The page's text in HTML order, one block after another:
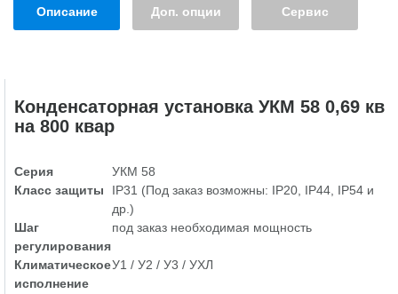
Описание Доп. опции Сервис
Конденсаторная установка УКМ 58 0,69 кв
на 800 квар
Серия
УКМ 58
Класс защиты
IP31 (Под заказ возможны: IP20, IP44, IP54 и
др.)
Шаг
регулирования
под заказ необходимая мощность
Климатическое
исполнение
У1 / У2 / У3 / УХЛ